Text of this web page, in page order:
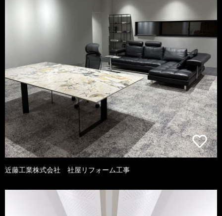
近藤工業株式会社 社屋リフォーム工事